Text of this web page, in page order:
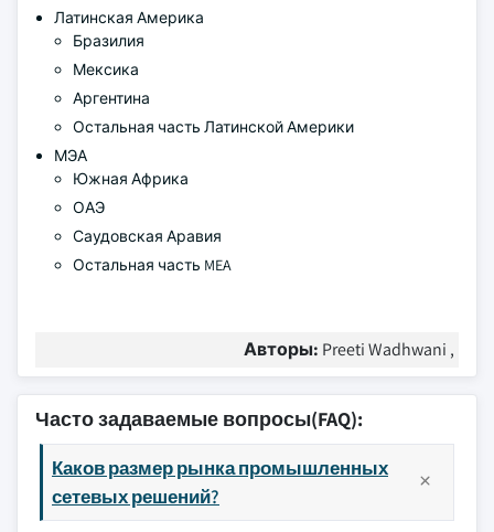
Латинская Америка
Бразилия
Мексика
Аргентина
Остальная часть Латинской Америки
МЭА
Южная Африка
ОАЭ
Саудовская Аравия
Остальная часть MEA
Авторы: Preeti Wadhwani ,
Часто задаваемые вопросы(FAQ):
Каков размер рынка промышленных
сетевых решений?